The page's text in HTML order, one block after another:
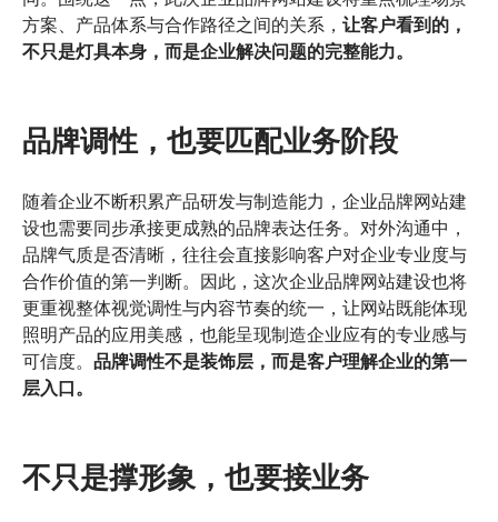
方案、产品体系与合作路径之间的关系， 让客户看到的，
不只是灯具本身，而是企业解决问题的完整能力。
品牌调性，也要匹配业务阶段
随着企业不断积累产品研发与制造能力，企业品牌网站建
设也需要同步承接更成熟的品牌表达任务。对外沟通中，
品牌气质是否清晰，往往会直接影响客户对企业专业度与
合作价值的第一判断。因此，这次企业品牌网站建设也将
更重视整体视觉调性与内容节奏的统一，让网站既能体现
照明产品的应用美感，也能呈现制造企业应有的专业感与
可信度。 品牌调性不是装饰层，而是客户理解企业的第一
层入口。
不只是撑形象，也要接业务